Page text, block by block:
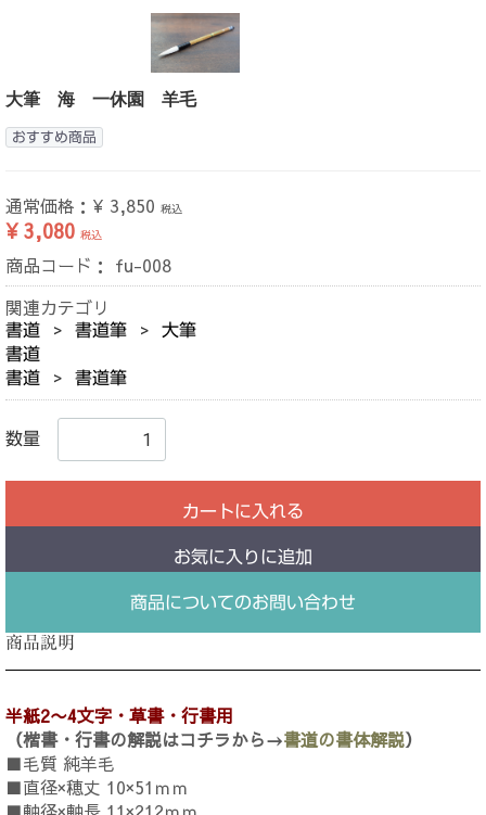
大筆 海 一休園 羊毛
おすすめ商品
通常価格： ¥ 3,850 税込
¥ 3,080 税込
商品コード： fu-008
関連カテゴリ
書道 書道筆
大筆
書道
書道
書道筆
数量
カートに入れる
お気に入りに追加
商品についてのお問い合わせ
商品説明
半紙2〜4文字・草書・行書用
（楷書・行書の解説はコチラから→書道の書体解説）
■毛質 純羊毛
■直径×穂丈 10×51ｍｍ
■軸径×軸長 11×212ｍｍ